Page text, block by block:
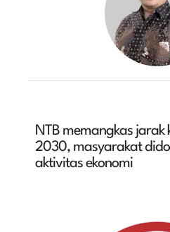
NTB memangkas jarak
2030, masyarakat
aktivitas ekonomi